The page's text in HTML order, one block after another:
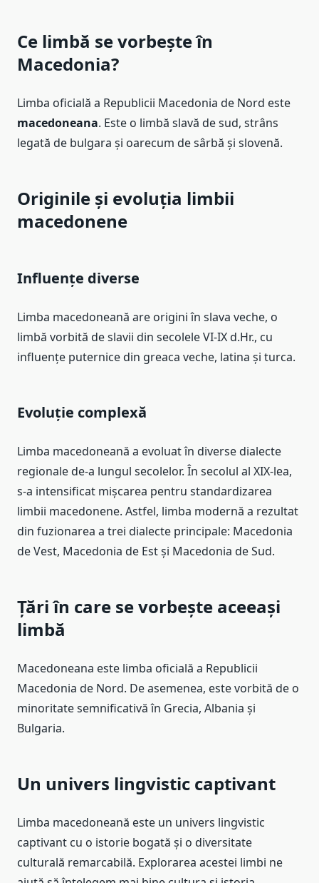
Ce limbă se vorbește în
Macedonia?
Limba oficială a Republicii Macedonia de Nord este
macedoneana. Este o limbă slavă de sud, strâns
legată de bulgara și oarecum de sârbă și slovenă.
Originile și evoluția limbii
macedonene
Influențe diverse
Limba macedoneană are origini în slava veche, o
limbă vorbită de slavii din secolele VI-IX d.Hr., cu
influențe puternice din greaca veche, latina și turca.
Evoluție complexă
Limba macedoneană a evoluat în diverse dialecte
regionale de-a lungul secolelor. În secolul al XIX-lea,
s-a intensificat mișcarea pentru standardizarea
limbii macedonene. Astfel, limba modernă a rezultat
din fuzionarea a trei dialecte principale: Macedonia
de Vest, Macedonia de Est și Macedonia de Sud.
Țări în care se vorbește aceeași
limbă
Macedoneana este limba oficială a Republicii
Macedonia de Nord. De asemenea, este vorbită de o
minoritate semnificativă în Grecia, Albania și
Bulgaria.
Un univers lingvistic captivant
Limba macedoneană este un univers lingvistic
captivant cu o istorie bogată și o diversitate
culturală remarcabilă. Explorarea acestei limbi ne